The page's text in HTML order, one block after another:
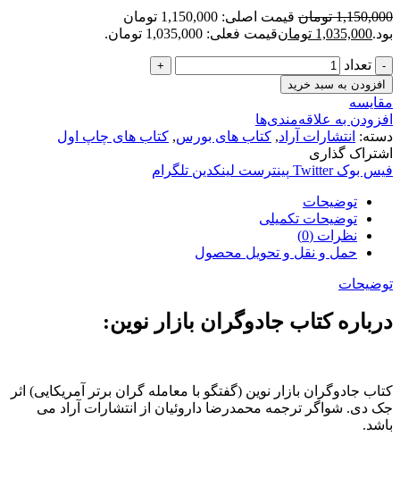
1,150,000 تومان
قیمت اصلی: 1,150,000 تومان
بود.1,035,000 تومانقیمت فعلی: 1,035,000 تومان.
تعداد
افزودن به سبد خرید
مقایسه
افزودن به علاقه‌مندی‌ها
دسته: انتشارات آراد, کتاب های بورس, کتاب های چاپ اول
اشتراک گذاری
فیس بوک Twitter پینترست لینکدین تلگرام
توضیحات
توضیحات تکمیلی
نظرات (0)
حمل و نقل و تحویل محصول
توضیحات
درباره کتاب جادوگران بازار نوین:
کتاب جادوگران بازار نوین (گفتگو با معامله گران برتر آمریکایی) اثر
جک دی. شواگر ترجمه محمدرضا داروئیان از انتشارات آراد می
باشد.